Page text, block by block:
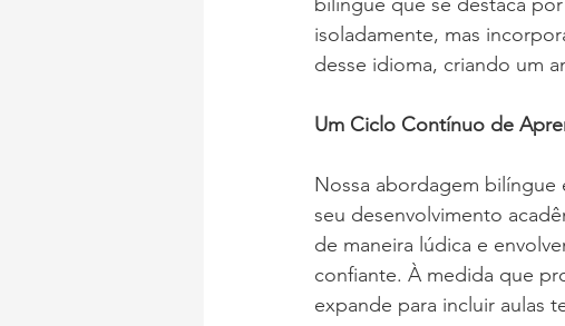
isoladamente, mas
desse idioma, criando um
Um Ciclo Contínuo de
Nossa abordagem bilíngue
seu desenvolvimento
de maneira lúdica e
confiante. À medida que
expande para incluir aulas